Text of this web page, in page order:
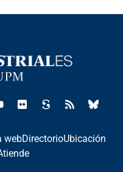
webDirectorioUbicación